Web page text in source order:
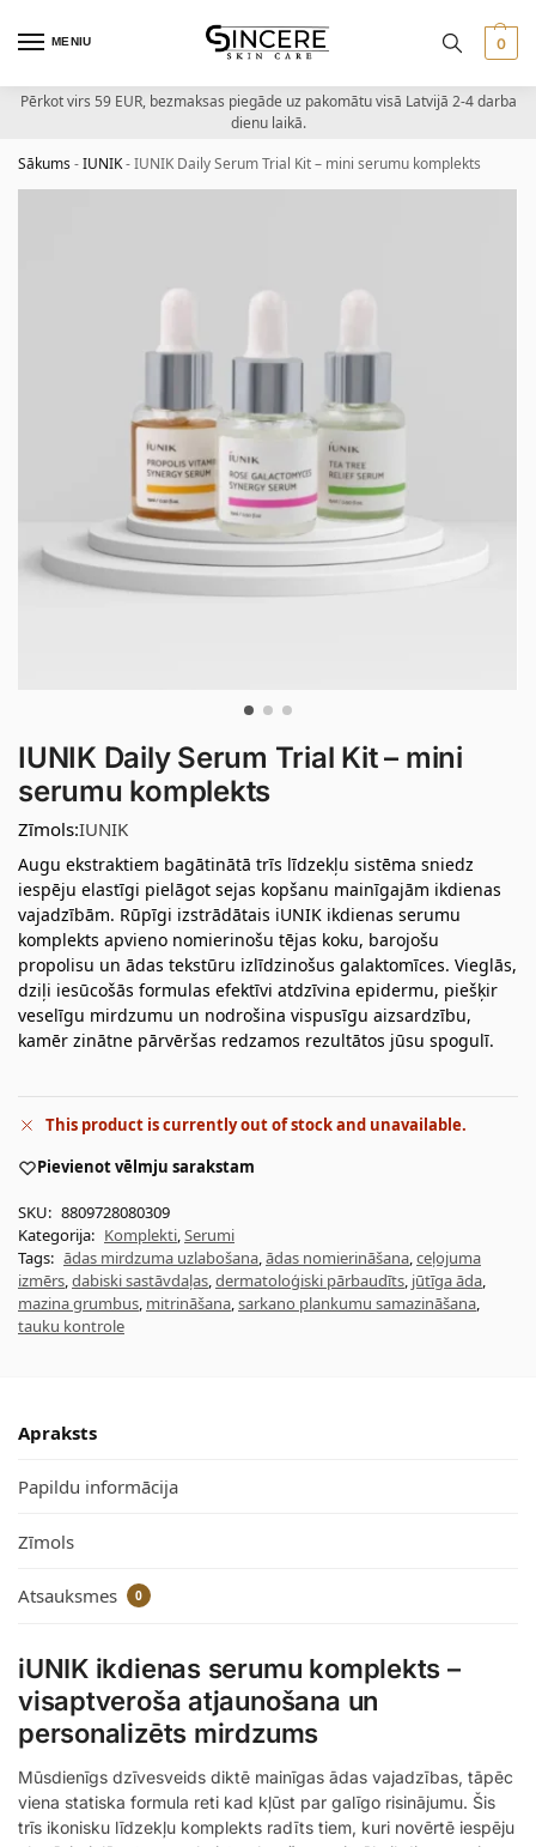
MENIU 0
Pērkot virs 59 EUR, bezmaksas piegāde uz pakomātu visā Latvijā 2-4 darba
dienu laikā.
Sākums-IUNIK-IUNIK Daily Serum Trial Kit – mini serumu komplekts
IUNIK Daily Serum Trial Kit – mini
serumu komplekts
Zīmols:IUNIK
Augu ekstraktiem bagātinātā trīs līdzekļu sistēma sniedz
iespēju elastīgi pielāgot sejas kopšanu mainīgajām ikdienas
vajadzībām. Rūpīgi izstrādātais iUNIK ikdienas serumu
komplekts apvieno nomierinošu tējas koku, barojošu
propolisu un ādas tekstūru izlīdzinošus galaktomīces. Vieglās,
dziļi iesūcošās formulas efektīvi atdzīvina epidermu, piešķir
veselīgu mirdzumu un nodrošina vispusīgu aizsardzību,
kamēr zinātne pārvēršas redzamos rezultātos jūsu spogulī.
This product is currently out of stock and unavailable.
Pievienot vēlmju sarakstam
SKU: 8809728080309
Kategorija: Komplekti,Serumi
Tags: ādas mirdzuma uzlabošana,ādas nomierināšana,ceļojuma
izmērs,dabiski sastāvdaļas,dermatoloģiski pārbaudīts, jūtīga āda,
mazina grumbus, mitrināšana,sarkano plankumu samazināšana,
tauku kontrole
Apraksts
Papildu informācija
Zīmols
Atsauksmes 0
iUNIK ikdienas serumu komplekts –
visaptveroša atjaunošana un
personalizēts mirdzums
Mūsdienīgs dzīvesveids diktē mainīgas ādas vajadzības, tāpēc
viena statiska formula reti kad kļūst par galīgo risinājumu. Šis
trīs ikonisku līdzekļu komplekts radīts tiem, kuri novērtē iespēju